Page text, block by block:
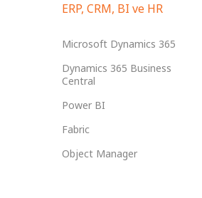
ERP, CRM, BI ve HR
Microsoft Dynamics 365
Dynamics 365 Business
Central
Power BI
Fabric
Object Manager